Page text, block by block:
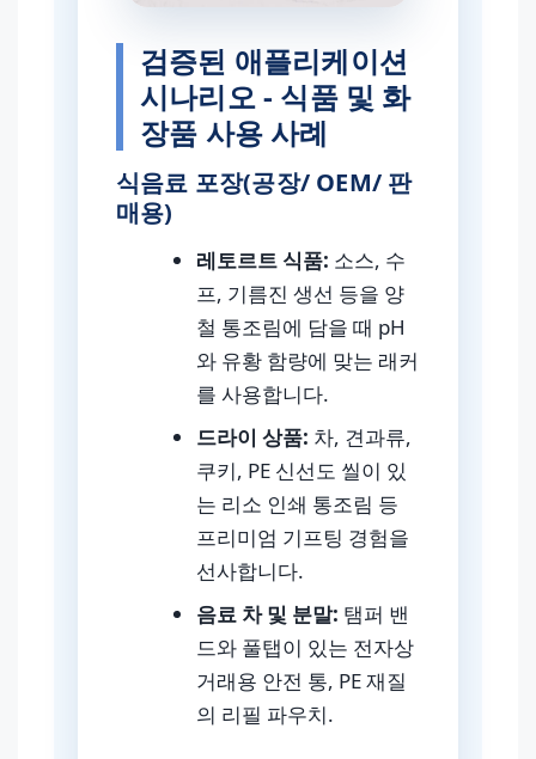
검증된 애플리케이션
시나리오 - 식품 및 화
장품 사용 사례
식음료 포장(공장/ OEM/ 판
매용)
레토르트 식품: 소스, 수
프, 기름진 생선 등을 양
철 통조림에 담을 때 pH
와 유황 함량에 맞는 래커
를 사용합니다.
드라이 상품: 차, 견과류,
쿠키, PE 신선도 씰이 있
는 리소 인쇄 통조림 등
프리미엄 기프팅 경험을
선사합니다.
음료 차 및 분말: 탬퍼 밴
드와 풀탭이 있는 전자상
거래용 안전 통, PE 재질
의 리필 파우치.